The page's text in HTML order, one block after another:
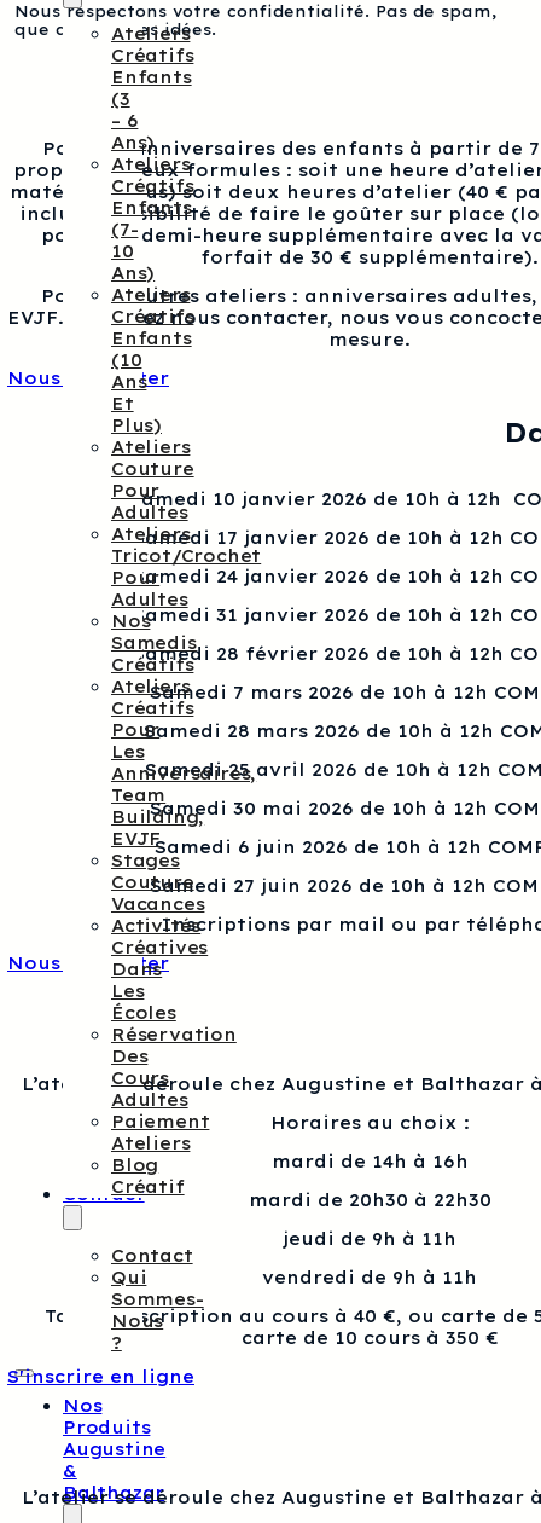
Ateliers
Créatifs
Enfants
(3
– 6
Ans)
Ateliers
Créatifs
Enfants
(7-
10
Ans)
Ateliers
Créatifs
Enfants
(10
Ans
Et
Plus)
Ateliers
Couture
Pour
Adultes
Ateliers
Tricot/crochet
Pour
Adultes
Nos
Samedis
Créatifs
Ateliers
Créatifs
Pour
Les
Anniversaires,
Team
Building,
EVJF
Stages
Couture
Vacances
Activités
Créatives
Dans
Les
Écoles
Réservation
Des
Cours
Adultes
Paiement
Ateliers
Blog
Créatif
Contact
Contact
Qui
Sommes-
Nous
?
Nos
Produits
Augustine
&
Balthazar
Nous respectons votre confidentialité. Pas de spam,
que des bonnes idées.
Pour les anniversaires des enfants à partir de
proposons deux formules : soit une heure
matériel inclus) soit deux heures d’atelier (40 €
inclus), possibilité de faire le goûter sur place
pour une demi-heure supplémentaire avec la
forfait de 30 € supplémentaire).
Pour les autres ateliers : anniversaires
EVJF…, veuillez nous contacter, nous vous
mesure.
Nous contacter
Samedi 10 janvier 2026 de 10h à 12h
Samedi 17 janvier 2026 de 10h à 12h
Samedi 24 janvier 2026 de 10h à 12h
Samedi 31 janvier 2026 de 10h à 12h
Samedi 28 février 2026 de 10h à 12h
Samedi 7 mars 2026 de 10h à 12h
Samedi 28 mars 2026 de 10h à 12h
Samedi 25 avril 2026 de 10h à 12h
Samedi 30 mai 2026 de 10h à 12h
Samedi 6 juin 2026 de 10h à 12h
Samedi 27 juin 2026 de 10h à 12h
Inscriptions par mail ou par
Nous contacter
L’atelier se déroule chez Augustine et Balthazar
Horaires au choix :
mardi de 14h à 16h
mardi de 20h30 à 22h30
jeudi de 9h à 11h
vendredi de 9h à 11h
Tarif : Inscription au cours à 40 €, ou carte de
carte de 10 cours à 350 €
S'inscrire en ligne
L’atelier se déroule chez Augustine et Balthazar